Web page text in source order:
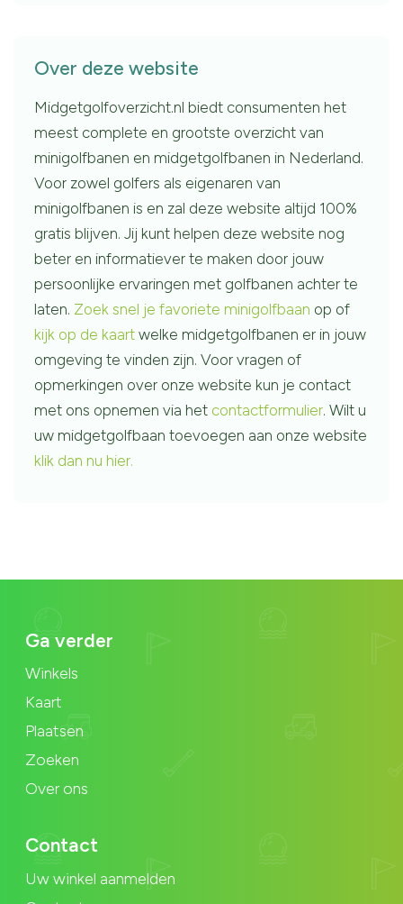
Over deze website
Midgetgolfoverzicht.nl biedt consumenten het
meest complete en grootste overzicht van
minigolfbanen en midgetgolfbanen in Nederland.
Voor zowel golfers als eigenaren van
minigolfbanen is en zal deze website altijd 100%
gratis blijven. Jij kunt helpen deze website nog
beter en informatiever te maken door jouw
persoonlijke ervaringen met golfbanen achter te
laten. Zoek snel je favoriete minigolfbaan op of
kijk op de kaart welke midgetgolfbanen er in jouw
omgeving te vinden zijn. Voor vragen of
opmerkingen over onze website kun je contact
met ons opnemen via het contactformulier. Wilt u
uw midgetgolfbaan toevoegen aan onze website
klik dan nu hier.
Ga verder
Winkels
Kaart
Plaatsen
Zoeken
Over ons
Contact
Uw winkel aanmelden